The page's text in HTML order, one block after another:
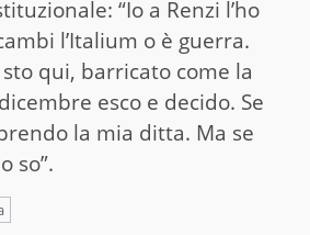
“Io a Renzi l’ho
l’Italium o è guerra.
qui, barricato come la
esco e decido. Se
la mia ditta. Ma se
so”.